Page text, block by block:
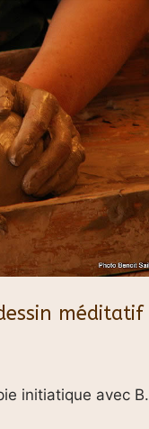
méditatif
initiatique avec B.